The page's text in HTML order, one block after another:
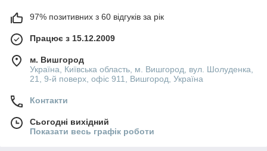
97% позитивних з 60 відгуків за рік
Працює з 15.12.2009
м. Вишгород
Україна, Київська область, м. Вишгород, вул. Шолуденка,
21, 9-й поверх, офіс 911, Вишгород, Україна
Контакти
Сьогодні вихідний
Показати весь графік роботи